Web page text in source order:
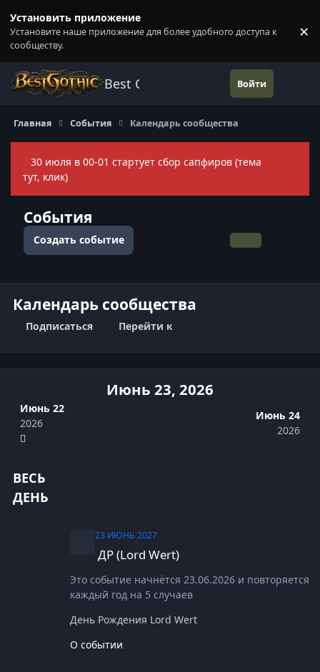
Установить приложение
Установите наше приложение для более удобного доступа к
сообществу.
×
Best Gothic Forums Войти
Главная События Календарь сообщества
30 июля в 00-01 стартует сбор сапфиров (тема
тут, клик)
События
Создать событие По месяцамПо неделямПо дням
Календарь сообщества
Подписаться Перейти к
Июнь 22
2026
Июнь 23, 2026
Июнь 24
2026
ВЕСЬ
ДЕНЬ
23 ИЮНЬ 2027
ДР (Lord Wert)
Это событие начнётся 23.06.2026 и повторяется
каждый год на 5 случаев
День Рождения Lord Wert
О событии